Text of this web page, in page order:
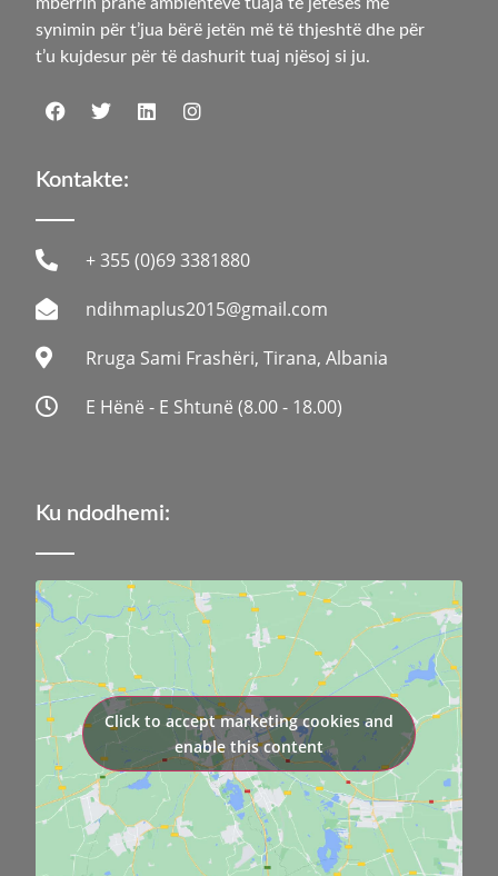
synimin për t’jua bërë jetën më të thjeshtë dhe për
t’u kujdesur për të dashurit tuaj njësoj si ju.
Kontakte:
+ 355 (0)69 3381880
ndihmaplus2015@gmail.com
Rruga Sami Frashëri, Tirana, Albania
E Hënë - E Shtunë (8.00 - 18.00)
Ku ndodhemi:
Click to accept marketing cookies and
enable this content